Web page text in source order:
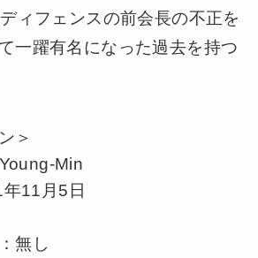
ィフェンスの前会長の不正を
一躍有名になった過去を持つ
＞
Min
11月5日
無し